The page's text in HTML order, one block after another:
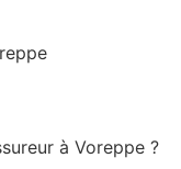
à Voreppe ?